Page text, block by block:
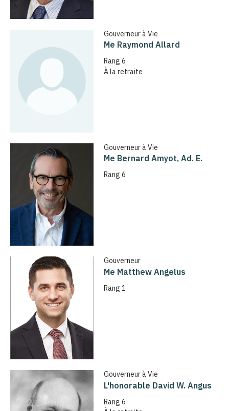
Gouverneur à Vie
Me Raymond Allard
Rang 6
À la retraite
Gouverneur à Vie
Me Bernard Amyot, Ad. E.
Rang 6
Gouverneur
Me Matthew Angelus
Rang 1
Gouverneur à Vie
L'honorable David W. Angus
Rang 6